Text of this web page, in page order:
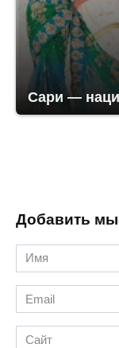
Сари —
Добавить
Имя
*
Email
*
Сайт